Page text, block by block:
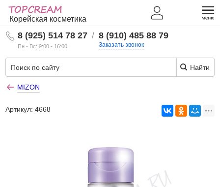
Корейская косметика
8 (925) 514 78 27
Пн - Вс: 9:00 - 16:00
/ 8 (910) 485 88 79
Заказать звонок
Найти
MIZON
Артикул:4668